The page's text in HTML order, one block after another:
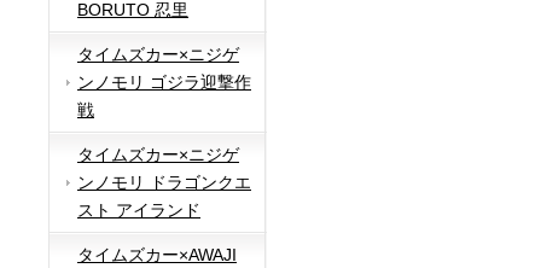
BORUTO 忍里
タイムズカー×ニジゲ
ンノモリ ゴジラ迎撃作
戦
タイムズカー×ニジゲ
ンノモリ ドラゴンクエ
スト アイランド
タイムズカー×AWAJI